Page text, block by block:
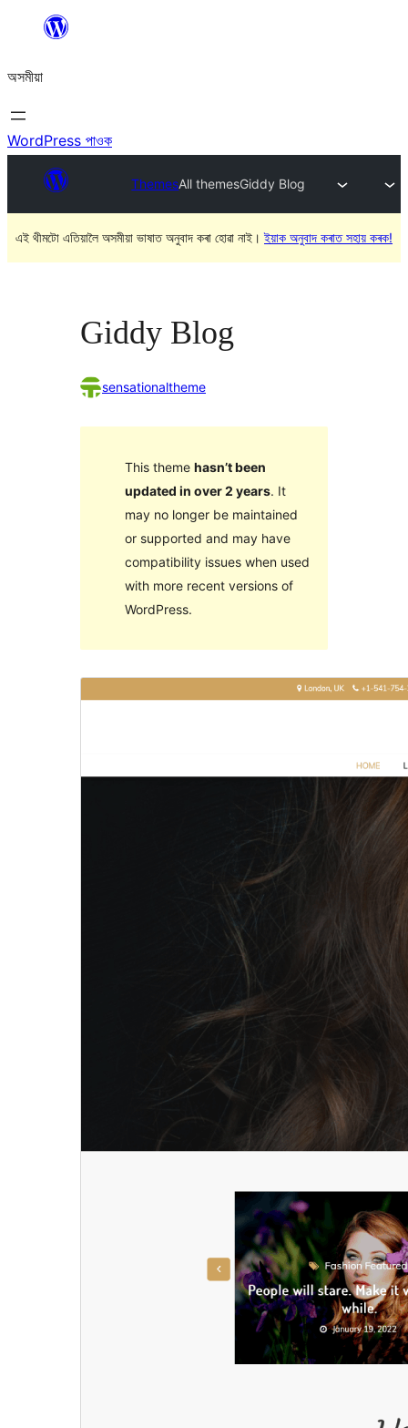
বিষয়বস্তুলৈ
যাওক
অসমীয়া
WordPress পাওক
ThemesAll themesGiddy Blog
এই থীমটো এতিয়ালৈ অসমীয়া ভাষাত অনুবাদ কৰা হোৱা নাই।ইয়াক অনুবাদ কৰাত সহায় কৰক!
Giddy Blog
sensationaltheme
This theme hasn’t been
updated in over 2 years. It
may no longer be maintained
or supported and may have
compatibility issues when used
with more recent versions of
WordPress.